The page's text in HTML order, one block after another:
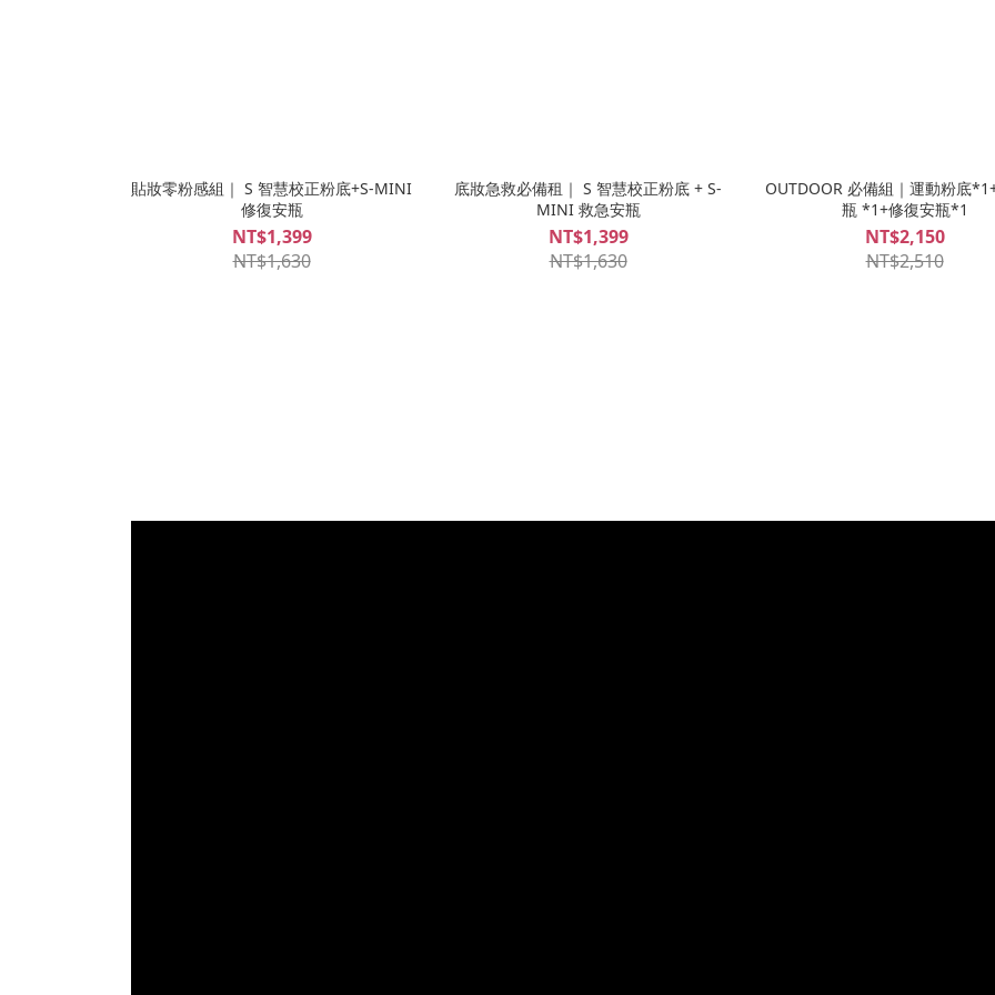
貼妝零粉感組｜ S 智慧校正粉底+S-MINI
修復安瓶
NT$1,399
NT$1,630
底妝急救必備租｜ S 智慧校正粉底 + S-
MINI 救急安瓶
NT$1,399
NT$1,630
OUTDOOR 必備組｜運動粉底
瓶 *1+修復安瓶*1
NT$2,150
NT$2,510